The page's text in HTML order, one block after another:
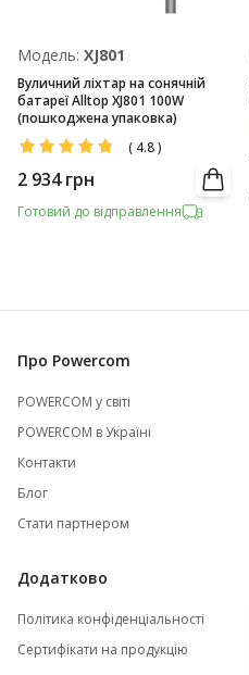
Модель: XJ801
Вуличний ліхтар на сонячній
батареї Alltop XJ801 100W
(пошкоджена упаковка)
( 4.8)
2 934 грн
Готовий до відправлення
Про Powercom
POWERCOM у світі
POWERCOM в Україні
Контакти
Блог
Стати партнером
Додатково
Політика конфіденціальності
Сертифікати на продукцію